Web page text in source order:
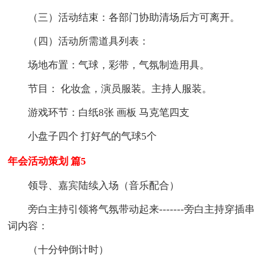
（三）活动结束：各部门协助清场后方可离开。
（四）活动所需道具列表：
场地布置：气球，彩带，气氛制造用具。
节目： 化妆盒，演员服装。主持人服装。
游戏环节：白纸8张 画板 马克笔四支
小盘子四个 打好气的气球5个
年会活动策划 篇5
领导、嘉宾陆续入场（音乐配合）
旁白主持引领将气氛带动起来-------旁白主持穿插串
词内容：
（十分钟倒计时）